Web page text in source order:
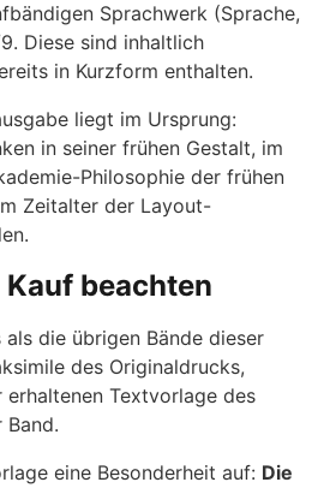
Sprachwerk (Sprache,
Diese sind inhaltlich
in Kurzform enthalten.
liegt im Ursprung:
in seiner frühen Gestalt, im
Philosophie der frühen
Zeitalter der Layout-
beachten
als die übrigen Bände dieser
des Originaldrucks,
erhaltenen Textvorlage des
eine Besonderheit auf: Die